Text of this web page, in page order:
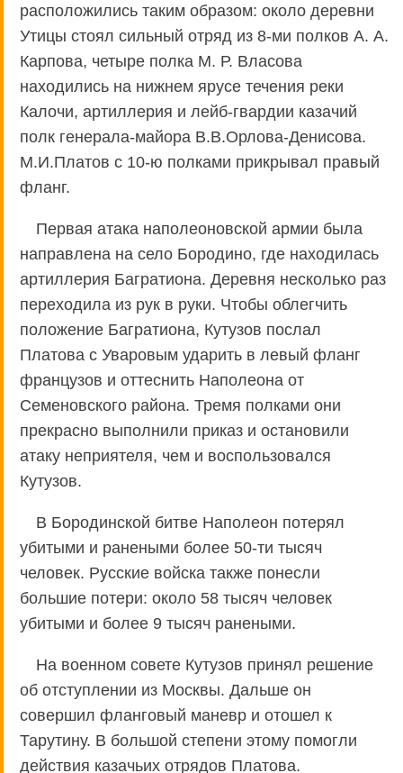
расположились таким образом: около деревни
Утицы стоял сильный отряд из 8-ми полков А. А.
Карпова, четыре полка М. Р. Власова
находились на нижнем ярусе течения реки
Калочи, артиллерия и лейб-гвардии казачий
полк генерала-майора В.В.Орлова-Денисова.
М.И.Платов с 10-ю полками прикрывал правый
фланг.
Первая атака наполеоновской армии была
направлена на село Бородино, где находилась
артиллерия Багратиона. Деревня несколько раз
переходила из рук в руки. Чтобы облегчить
положение Багратиона, Кутузов послал
Платова с Уваровым ударить в левый фланг
французов и оттеснить Наполеона от
Семеновского района. Тремя полками они
прекрасно выполнили приказ и остановили
атаку неприятеля, чем и воспользовался
Кутузов.
В Бородинской битве Наполеон потерял
убитыми и ранеными более 50-ти тысяч
человек. Русские войска также понесли
большие потери: около 58 тысяч человек
убитыми и более 9 тысяч ранеными.
На военном совете Кутузов принял решение
об отступлении из Москвы. Дальше он
совершил фланговый маневр и отошел к
Тарутину. В большой степени этому помогли
действия казачьих отрядов Платова.